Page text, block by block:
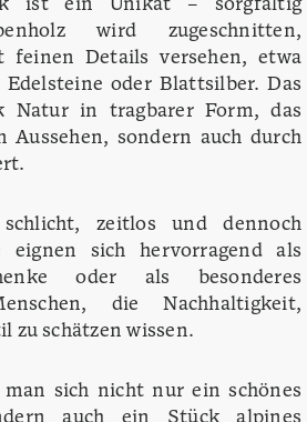
ist ein Unikat – sorgfältig
wird zugeschnitten,
feinen Details versehen, etwa
oder Blattsilber. Das
Natur in tragbarer Form, das
sondern auch durch
zeitlos und dennoch
eignen sich hervorragend als
oder als besonderes
die Nachhaltigkeit,
zu schätzen wissen.
sich nicht nur ein schönes
auch ein Stück alpines